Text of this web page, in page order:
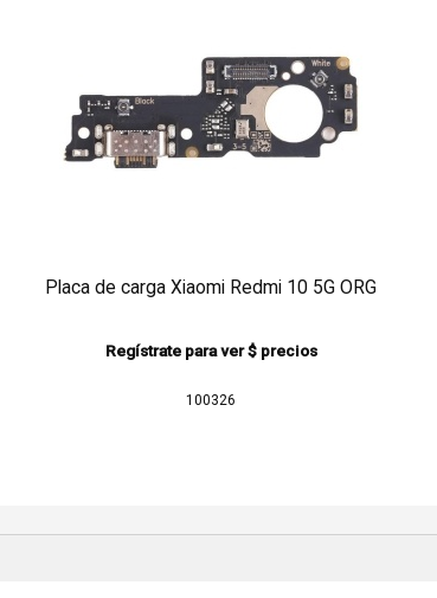
Placa de carga Xiaomi Redmi 10 5G ORG
Regístrate para ver $ precios
100326